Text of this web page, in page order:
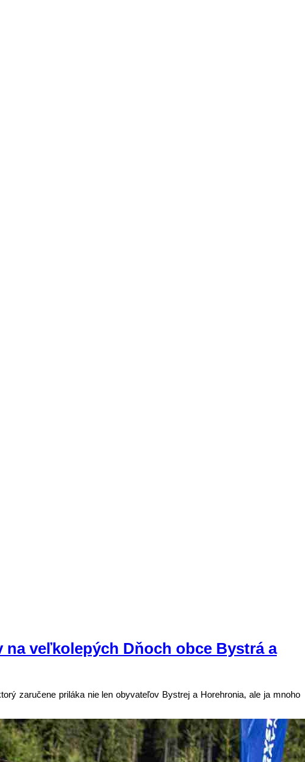
veľkolepých Dňoch obce Bystrá a
zaručene priláka nie len obyvateľov Bystrej a Horehronia, ale ja mnoho